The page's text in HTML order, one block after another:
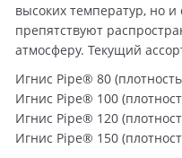
высоких температур, но
препятствуют
атмосферу. Текущий
Игнис Pipe® 80
Игнис Pipe® 100
Игнис Pipe® 120
Игнис Pipe® 150